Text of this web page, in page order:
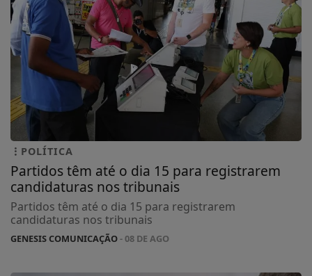
POLÍTICA
Partidos têm até o dia 15 para registrarem
candidaturas nos tribunais
Partidos têm até o dia 15 para registrarem
candidaturas nos tribunais
GENESIS COMUNICAÇÃO- 08 DE AGO